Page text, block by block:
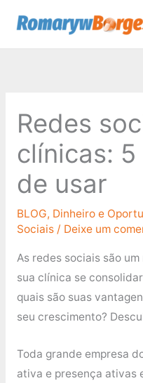
para
o
Redes
clínicas:
de usar
BLOG, Dinheiro e
Sociais/ Deixe um
As redes sociais são
sua clínica se
quais são suas
seu crescimento?
Toda grande empresa
ativa e presença ativas